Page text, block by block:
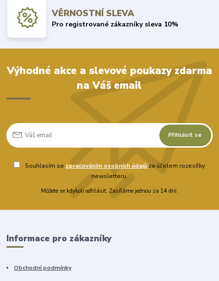
VĚRNOSTNÍ SLEVA
Pro registrované zákazníky sleva 10%
Výhodné akce a slevové poukazy zdarma
na Váš email
Přihlásit se
Souhlasím se zpracováním osobních údajů za účelem rozesílky
newsletteru.
Můžete se kdykoli odhlásit. Zasíláme jednou za 14 dní.
Informace pro zákazníky
Obchodní podmínky